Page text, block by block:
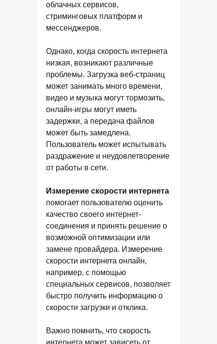
облачных сервисов,
стриминговых платформ и
мессенджеров.
Однако, когда скорость интернета
низкая, возникают различные
проблемы. Загрузка веб-страниц
может занимать много времени,
видео и музыка могут тормозить,
онлайн-игры могут иметь
задержки, а передача файлов
может быть замедлена.
Пользователь может испытывать
раздражение и неудовлетворение
от работы в сети.
Измерение скорости интернета
помогает пользователю оценить
качество своего интернет-
соединения и принять решение о
возможной оптимизации или
замене провайдера. Измерение
скорости интернета онлайн,
например, с помощью
специальных сервисов, позволяет
быстро получить информацию о
скорости загрузки и отклика.
Важно помнить, что скорость